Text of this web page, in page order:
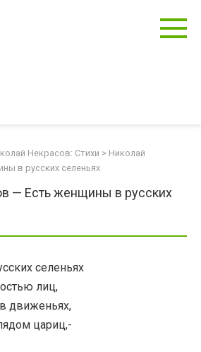
Некрасов: Стихи > Николай
в русских селеньях
— Есть женщины в русских
селеньях
лиц,
движеньях,
цариц,-